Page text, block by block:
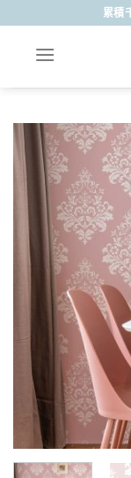
content
累積